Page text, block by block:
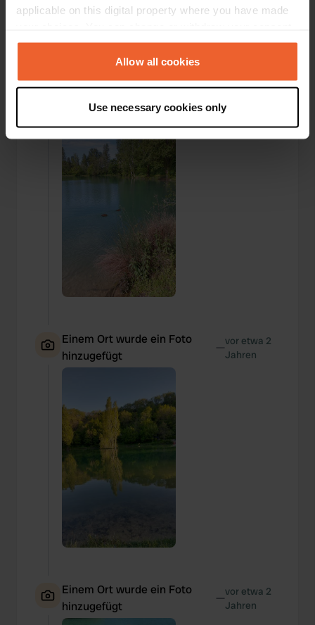
applicable on this digital property where you have made
any time from the Cookie Declaration or by clicking on
the Privacy trigger icon.
Collect information about your geographical location
which can be accurate to within several meters
Identify your device by actively scanning it for
specific characteristics (fingerprinting)
Find out more about how your personal data is processed
and set your preferences in the
details section
provide social media features and to analyse our traffic.
We also share information about your use of our site with
our social media, advertising and analytics partners who
of their services.
Allow all cookies
Use necessary cookies only
Einem Ort wurde ein Foto
hinzugefügt
vor etwa 2
Jahren
Einem Ort wurde ein Foto
hinzugefügt
—vor etwa 2
Jahren
Einem Ort wurde ein Foto
hinzugefügt
—vor etwa 2
Jahren